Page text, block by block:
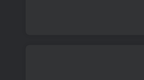
现在玩家的死亡信
右侧「游戏规则」右侧